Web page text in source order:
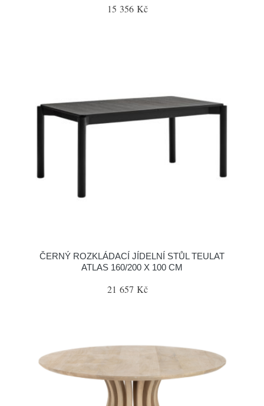
15 356 Kč
ČERNÝ ROZKLÁDACÍ JÍDELNÍ STŮL TEULAT
ATLAS 160/200 X 100 CM
21 657 Kč